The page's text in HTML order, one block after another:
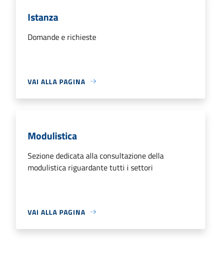
Istanza
Domande e richieste
VAI ALLA PAGINA
Modulistica
Sezione dedicata alla consultazione della
modulistica riguardante tutti i settori
VAI ALLA PAGINA